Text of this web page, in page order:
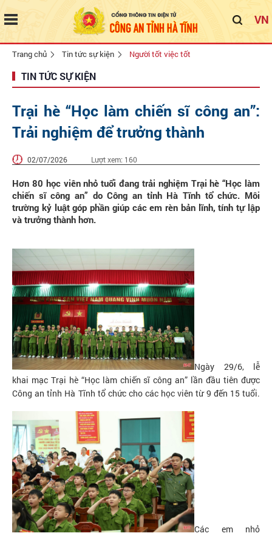
VN
Trang chủ Tin tức sự kiện Người tốt việc tốt
TIN TỨC SỰ KIỆN
Trại hè “Học làm chiến sĩ công an”:
Trải nghiệm để trưởng thành
02/07/2026 Lượt xem: 160
Hơn 80 học viên nhỏ tuổi đang trải nghiệm Trại hè “Học làm
chiến sĩ công an” do Công an tỉnh Hà Tĩnh tổ chức. Môi
trường kỷ luật góp phần giúp các em rèn bản lĩnh, tính tự lập
và trưởng thành hơn.
Ngày 29/6, lễ
khai mạc Trại hè “Học làm chiến sĩ công an” lần đầu tiên được
Công an tỉnh Hà Tĩnh tổ chức cho các học viên từ 9 đến 15 tuổi.
Các em nhỏ